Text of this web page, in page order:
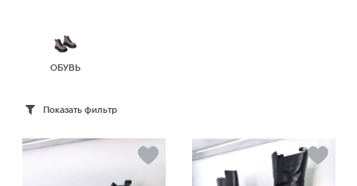
ОБУВЬ
Показать фильтр